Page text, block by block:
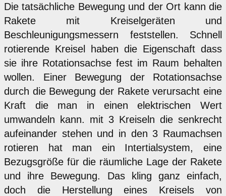
Die tatsächliche Bewegung und der Ort kann die
Rakete mit Kreiselgeräten und
Beschleunigungsmessern feststellen. Schnell
rotierende Kreisel haben die Eigenschaft dass
sie ihre Rotationsachse fest im Raum behalten
wollen. Einer Bewegung der Rotationsachse
durch die Bewegung der Rakete verursacht eine
Kraft die man in einen elektrischen Wert
umwandeln kann. mit 3 Kreiseln die senkrecht
aufeinander stehen und in den 3 Raumachsen
rotieren hat man ein Intertialsystem, eine
Bezugsgröße für die räumliche Lage der Rakete
und ihre Bewegung. Das kling ganz einfach,
doch die Herstellung eines Kreisels von